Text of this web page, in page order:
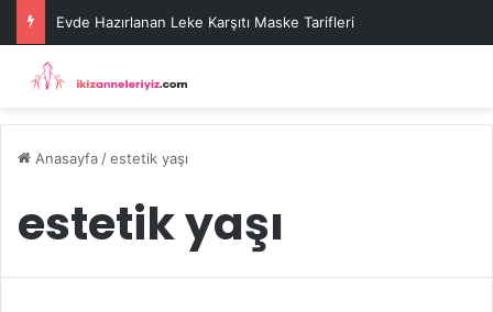
Evde Hazırlanan Leke Karşıtı Maske Tarifleri
Anasayfa /estetik yaşı
estetik yaşı